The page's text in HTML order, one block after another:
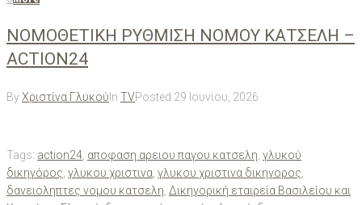
ΝΟΜΟΘΕΤΙΚΗ ΡΥΘΜΙΣΗ ΝΟΜΟΥ ΚΑΤΣΕΛΗ –
ACTION24
ByΧριστίνα Γλυκού In TVPosted 29 Ιουνίου, 2026
Tags: action24 αποφαση αρειου παγου κατσελη γλυκού
δικηγόρος γλυκου χριστινα γλυκου χριστινα δικηγορος
δανειοληπτες νομου κατσελη Δικηγορική εταιρεία Βασιλείου και